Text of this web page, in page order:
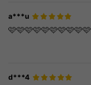
a***u
d***4